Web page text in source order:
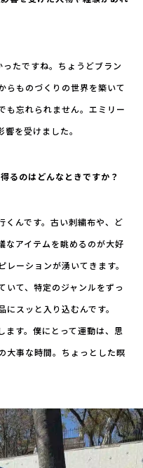
たですね。ちょうどブラン
らものづくりの世界を築いて
も忘れられません。エミリー
を受けました。
るのはどんなときですか？
くんです。古い刺繍布や、ど
なアイテムを眺めるのが大好
ーションが湧いてきます。
いて、特定のジャンルをずっ
スッと入り込むんです。
ます。僕にとって運動は、思
大事な時間。ちょっとした瞑